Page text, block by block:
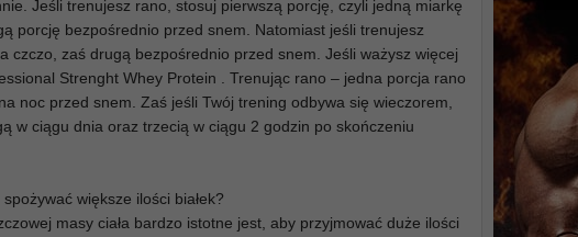
Jeśli trenujesz rano, stosuj pierwszą porcję, czyli jedną miarkę
porcję bezpośrednio przed snem. Natomiast jeśli trenujesz
czczo, zaś drugą bezpośrednio przed snem. Jeśli ważysz więcej
Strenght Whey Protein . Trenując rano – jedna porcja rano
noc przed snem. Zaś jeśli Twój trening odbywa się wieczorem,
w ciągu dnia oraz trzecią w ciągu 2 godzin po skończeniu
większe ilości białek?
masy ciała bardzo istotne jest, aby przyjmować duże ilości